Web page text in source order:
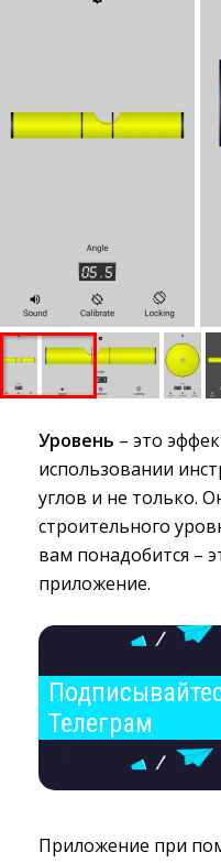
Уровень – это
использовании
углов и не только.
строительного
вам понадобится –
приложение.
Телеграм
Приложение при